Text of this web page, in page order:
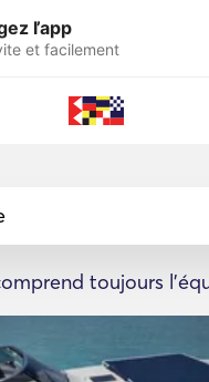
l’app
et facilement
toujours